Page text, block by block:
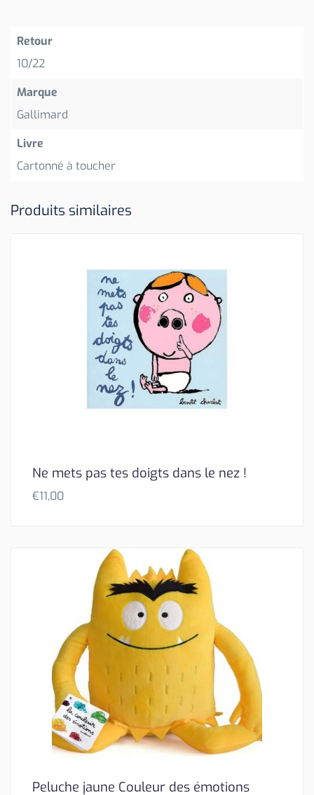
Retour
10/22
Marque
Gallimard
Livre
Cartonné à toucher
Produits similaires
Ne mets pas tes doigts dans le nez !
€11,00
Peluche jaune Couleur des émotions